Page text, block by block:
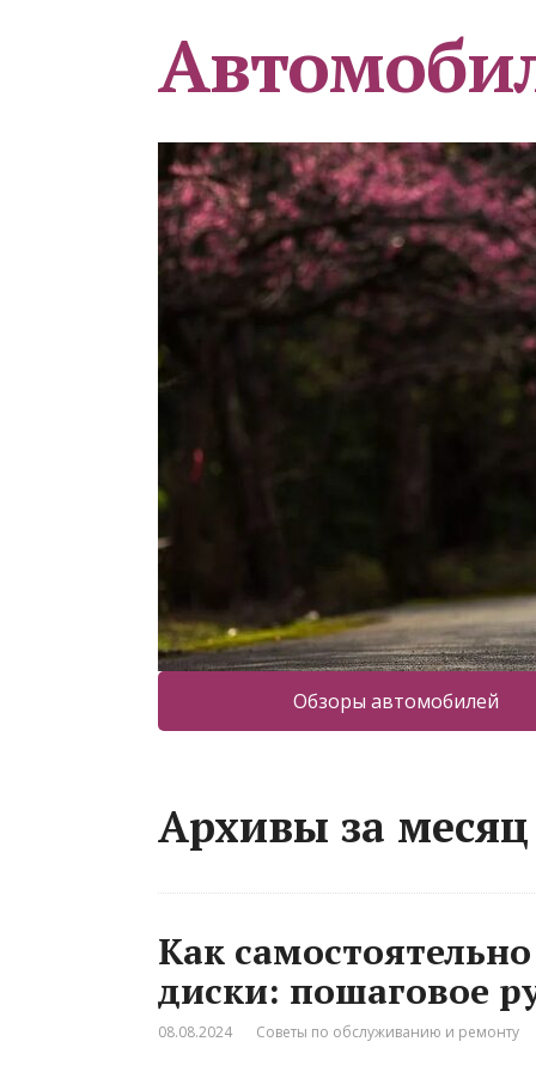
Обзоры автомобилей
Архивы за месяц
Как
диски: пошаговое
08.08.2024 Советы по обслуживанию и ремонту